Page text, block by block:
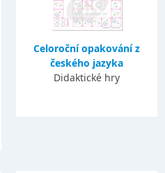
Celoroční opakování z
českého jazyka
Didaktické hry